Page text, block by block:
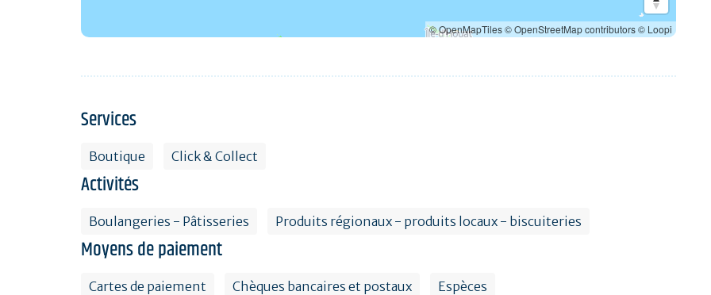
© OpenMapTiles© OpenStreetMap contributors© Loopi
Services
Boutique Click & Collect
Activités
Boulangeries - Pâtisseries Produits régionaux - produits locaux - biscuiteries
Moyens de paiement
Cartes de paiement Chèques bancaires et postaux Espèces